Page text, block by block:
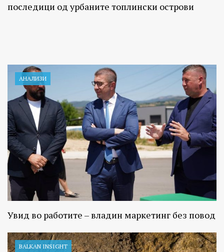
последици од урбаните топлински острови
АНАЛИЗИ
Увид во работите – владин маркетинг без повод
BALKAN INSIGHT